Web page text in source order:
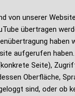
von unserer
übertragen
haben
aufgerufen
Seite),
Oberfläche,
sind, oder ob